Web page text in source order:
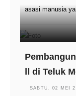
asasi manusia
ll di Teluk
SABTU, 02 MEI